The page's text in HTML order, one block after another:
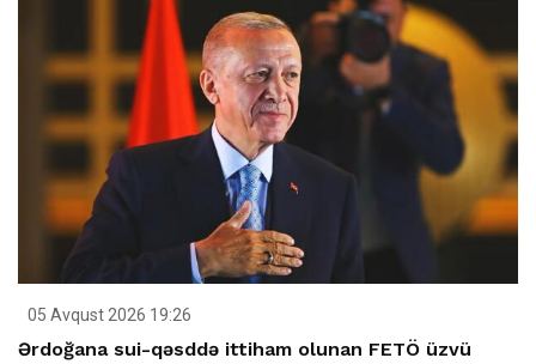
05 Avqust 2026 19:26
Ərdoğana sui-qəsddə ittiham olunan FETÖ üzvü